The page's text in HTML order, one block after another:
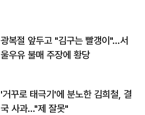
광복절 앞두고 "김구는 빨갱이"…서
울우유 불매 주장에 황당
'거꾸로 태극기'에 분노한 김희철, 결
국 사과…"제 잘못"